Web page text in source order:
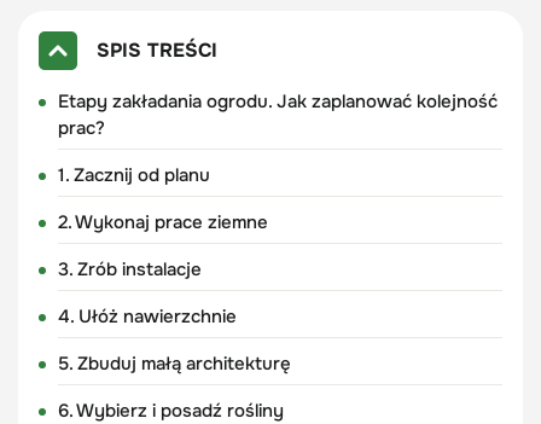
SPIS TREŚCI
Etapy zakładania ogrodu. Jak zaplanować kolejność
prac?
1. Zacznij od planu
2. Wykonaj prace ziemne
3. Zrób instalacje
4. Ułóż nawierzchnie
5. Zbuduj małą architekturę
6. Wybierz i posadź rośliny